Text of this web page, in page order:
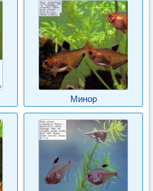
Минор